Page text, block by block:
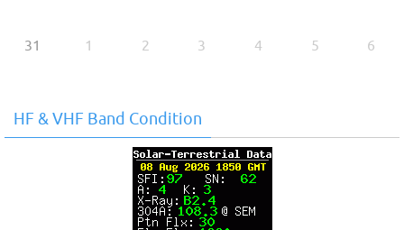
31 1 2 3 4 5 6
HF & VHF Band Condition